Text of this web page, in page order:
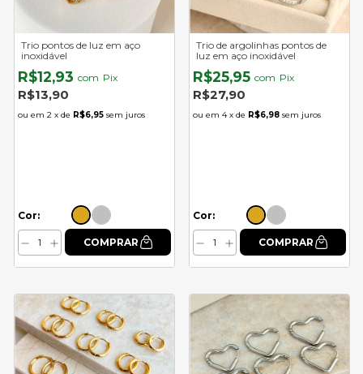
Trio pontos de luz em aço
inoxidável
R$12,93 com Pix
R$13,90
2 x de R$6,95 sem juros
Cor:
Trio de argolinhas pontos de
luz em aço inoxidável
R$25,95 com Pix
R$27,90
4 x de R$6,98 sem juros
Cor: